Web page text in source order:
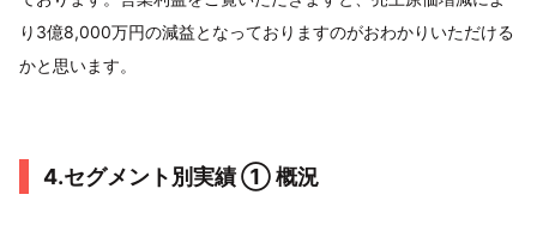
り3億8,000万円の減益となっておりますのがおわかりいただける
かと思います。
4.セグメント別実績 ① 概況